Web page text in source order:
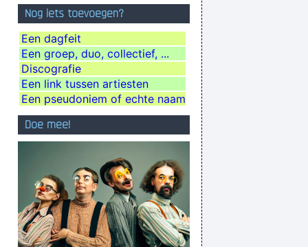
about - working-class life and culture
Paul Weller
And Change Your World~ Annie Lennox
- but for us, it´s Friday night~ Paul Weller
tough call. That´s rebellion. ~ Alice Cooper
do you think you´ re doing?~ Madonna
About Architecture~ Laurie Anderson
a more meaningful term: organization
of sound.~ John Cage
Ces't le ton qui fait la music~ Rue Rapide
Nog iets toevoegen?
Een dagfeit
Een groep, duo, collectief, ...
Discografie
Een link tussen artiesten
Een pseudoniem of echte naam
Doe mee!